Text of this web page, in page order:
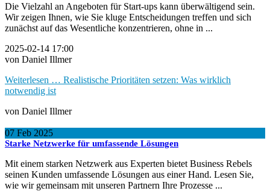
Die Vielzahl an Angeboten für Start-ups kann überwältigend sein.
Wir zeigen Ihnen, wie Sie kluge Entscheidungen treffen und sich
zunächst auf das Wesentliche konzentrieren, ohne in ...
2025-02-14 17:00
von Daniel Illmer
Weiterlesen … Realistische Prioritäten setzen: Was wirklich
notwendig ist
von Daniel Illmer
07 Feb 2025
Starke Netzwerke für umfassende Lösungen
Mit einem starken Netzwerk aus Experten bietet Business Rebels
seinen Kunden umfassende Lösungen aus einer Hand. Lesen Sie,
wie wir gemeinsam mit unseren Partnern Ihre Prozesse ...